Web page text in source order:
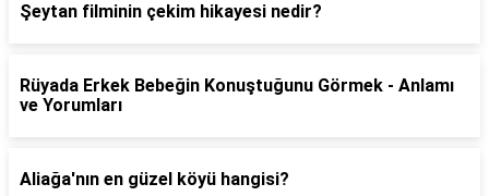
Şeytan filminin çekim hikayesi nedir?
Rüyada Erkek Bebeğin Konuştuğunu Görmek - Anlamı
ve Yorumları
Aliağa'nın en güzel köyü hangisi?